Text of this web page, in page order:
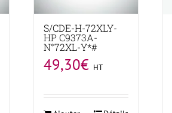
S/CDE-H-72XLY-
HP C9373A-
N°72XL-Y*#
49,30€ HT